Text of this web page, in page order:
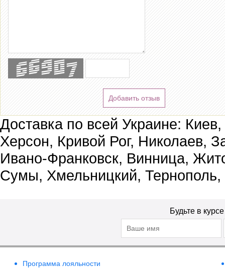
Добавить отзыв
Доставка по всей Украине:
Херсон, Кривой Рог, Николаев,
Ивано-Франковск, Винница,
Сумы, Хмельницкий, Тернополь,
Будьте в
Программа лояльности